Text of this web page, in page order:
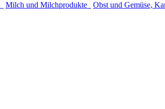
Milch und Milchprodukte Obst und Gemüse,